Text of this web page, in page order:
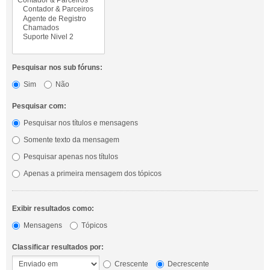
Pesquisar nos sub fóruns:
Sim
Não
Pesquisar com:
Pesquisar nos títulos e mensagens
Somente texto da mensagem
Pesquisar apenas nos títulos
Apenas a primeira mensagem dos tópicos
Exibir resultados como:
Mensagens
Tópicos
Classificar resultados por:
Crescente
Decrescente